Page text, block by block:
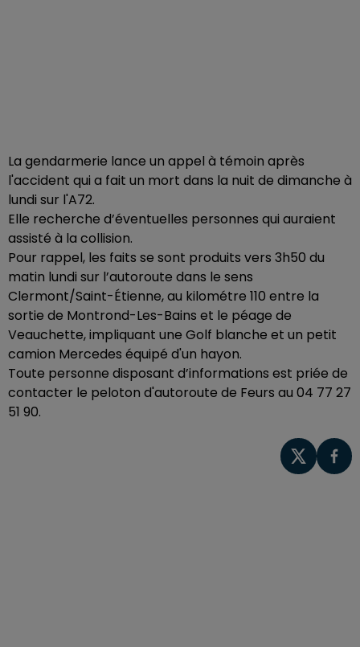
La gendarmerie lance un appel à témoin après
l'accident qui a fait un mort dans la nuit de dimanche à
lundi sur l'A72.
Elle recherche d’éventuelles personnes qui auraient
assisté à la collision.
Pour rappel, les faits se sont produits vers 3h50 du
matin lundi sur l’autoroute dans le sens
Clermont/Saint-Étienne, au kilométre 110 entre la
sortie de Montrond-Les-Bains et le péage de
Veauchette, impliquant une Golf blanche et un petit
camion Mercedes équipé d'un hayon.
Toute personne disposant d’informations est priée de
contacter le peloton d'autoroute de Feurs au 04 77 27
51 90.